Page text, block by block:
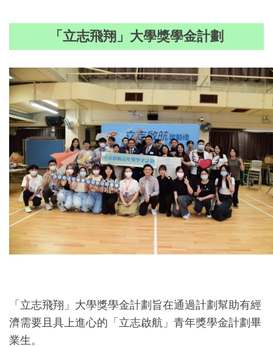
「立志飛翔」大學獎學金計劃
「立志飛翔」大學獎學金計劃旨在通過計劃幫助有經
濟需要且具上進心的「立志啟航」青年獎學金計劃畢
業生。